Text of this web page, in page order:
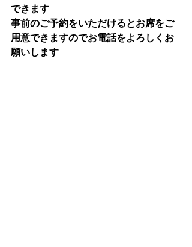
できます
事前のご予約をいただけるとお席をご
用意できますのでお電話をよろしくお
願いします